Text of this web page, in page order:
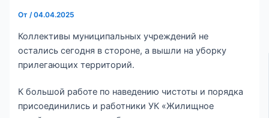
От/04.04.2025
Коллективы муниципальных учреждений не
остались сегодня в стороне, а вышли на уборку
прилегающих территорий.
К большой работе по наведению чистоты и порядка
присоединились и работники УК «Жилищное